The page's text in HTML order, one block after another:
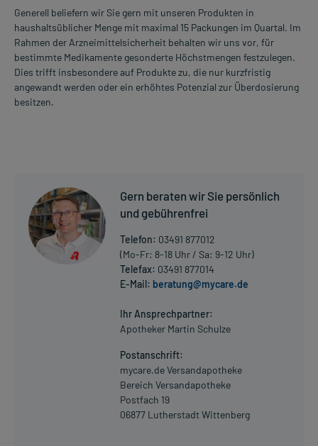
Generell beliefern wir Sie gern mit unseren Produkten in
haushaltsüblicher Menge mit maximal 15 Packungen im Quartal. Im
Rahmen der Arzneimittelsicherheit behalten wir uns vor, für
bestimmte Medikamente gesonderte Höchstmengen festzulegen.
Dies trifft insbesondere auf Produkte zu, die nur kurzfristig
angewandt werden oder ein erhöhtes Potenzial zur Überdosierung
besitzen.
Gern beraten wir Sie persönlich
und gebührenfrei
Telefon: 03491 877012
(Mo-Fr: 8-18 Uhr / Sa: 9-12 Uhr)
Telefax: 03491 877014
E-Mail: beratung@mycare.de
Ihr Ansprechpartner:
Apotheker Martin Schulze
Postanschrift:
mycare.de Versandapotheke
Bereich Versandapotheke
Postfach 19
06877 Lutherstadt Wittenberg